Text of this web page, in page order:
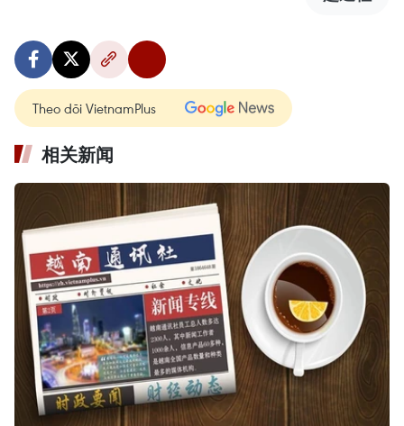
Theo dõi VietnamPlus
相关新闻